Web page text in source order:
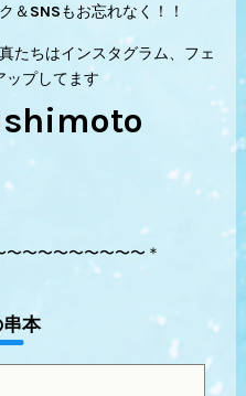
＆SNSもお忘れなく！！
たちはインスタグラム、フェ
ップしてます
〜〜〜〜〜〜〜〜〜＊
本